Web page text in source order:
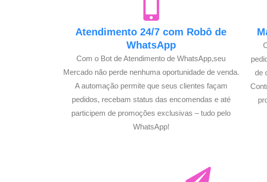
Atendimento 24/7 com Robô de
WhatsApp
Com o Bot de Atendimento de WhatsApp,seu
Mercado não perde nenhuma oportunidade de venda.
A automação permite que seus clientes façam
pedidos, recebam status das encomendas e até
participem de promoções exclusivas – tudo pelo
WhatsApp!
de